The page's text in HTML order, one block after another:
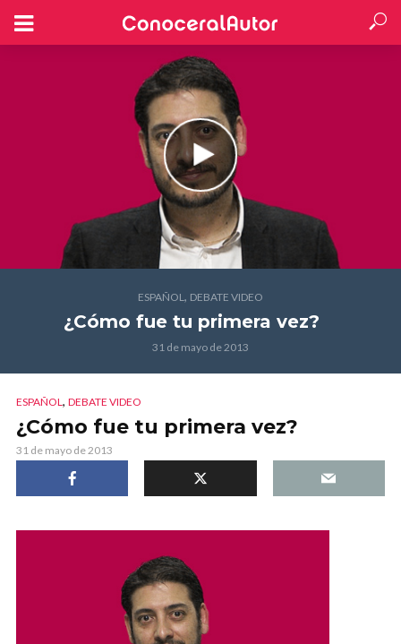
ESPAÑOL, DEBATE VIDEO
¿Cómo fue tu primera vez?
31 de mayo de 2013
ESPAÑOL, DEBATE VIDEO
¿Cómo fue tu primera vez?
31 de mayo de 2013